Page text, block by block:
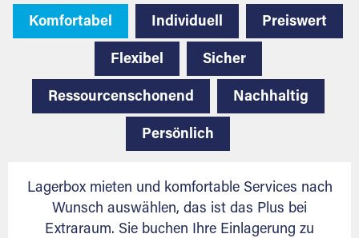
Komfortabel Individuell Preiswert
Flexibel Sicher
Ressourcenschonend Nachhaltig
Persönlich
Lagerbox mieten und komfortable Services nach
Wunsch auswählen, das ist das Plus bei
Extraraum. Sie buchen Ihre Einlagerung zu